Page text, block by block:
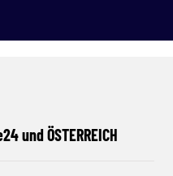
und ÖSTERREICH